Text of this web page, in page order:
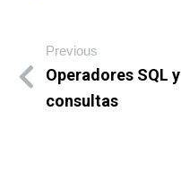
Previous
Operadores SQL y
consultas